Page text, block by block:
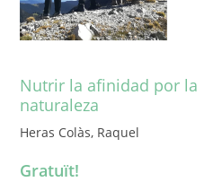
Nutrir la afinidad por la
naturaleza
Heras Colàs, Raquel
Gratuït!